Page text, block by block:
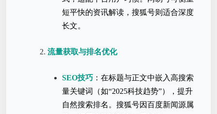
短平快的资讯解读，搜狐号则适合深度
长文。
流量获取与排名优化
SEO技巧 ：在标题与正文中嵌入高搜索
量关键词（如“2025科技趋势”），提升
自然搜索排名。搜狐号因百度新闻源属